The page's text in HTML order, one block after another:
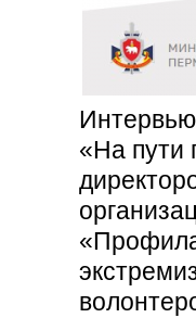
«На пути